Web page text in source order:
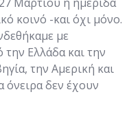
κοινό -και όχι μόνο.
με
την Ελλάδα και την
την Αμερική και
όνειρα δεν έχουν